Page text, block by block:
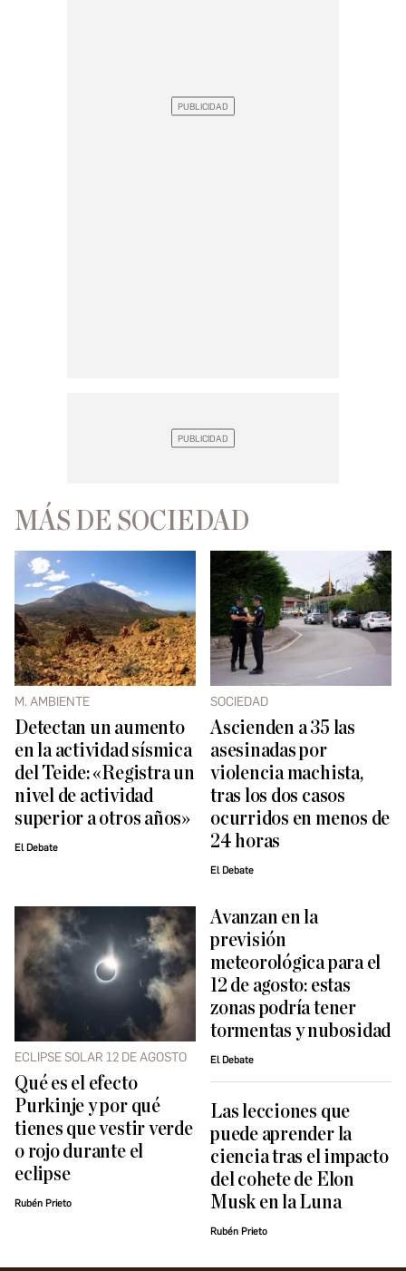
MÁS DE SOCIEDAD
M. AMBIENTE
Detectan un aumento
en la actividad sísmica
del Teide: «Registra un
nivel de actividad
superior a otros años»
El Debate
SOCIEDAD
Ascienden a 35 las
asesinadas por
violencia machista,
tras los dos casos
ocurridos en menos de
24 horas
El Debate
ECLIPSE SOLAR 12 DE AGOSTO
Qué es el efecto
Purkinje y por qué
tienes que vestir verde
o rojo durante el
eclipse
Rubén Prieto
Avanzan en la
previsión
meteorológica para el
12 de agosto: estas
zonas podría tener
tormentas y nubosidad
El Debate
Las lecciones que
puede aprender la
ciencia tras el impacto
del cohete de Elon
Musk en la Luna
Rubén Prieto